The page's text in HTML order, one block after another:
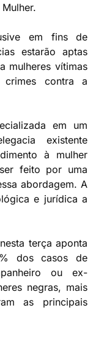
em fins de
estarão aptas
mulheres vítimas
contra a
em um
existente
à mulher
feito por uma
abordagem. A
e jurídica a
terça aponta
dos casos de
ou ex-
negras, mais
as principais